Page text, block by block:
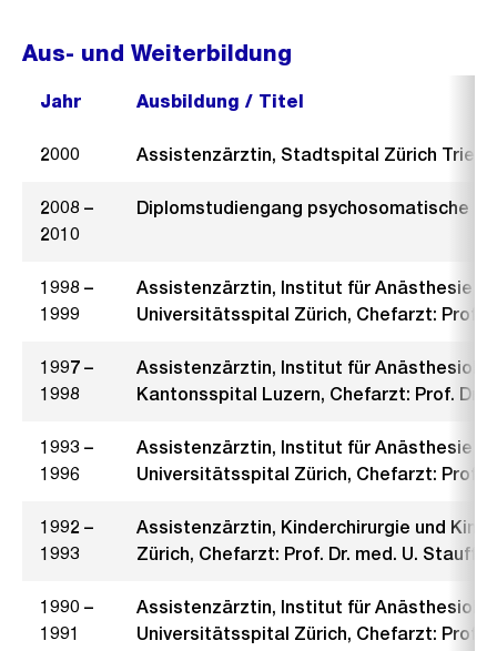
Aus- und Weiterbildung
Jahr Ausbildung / Titel
2000 Assistenzärztin, Stadtspital Zürich
2008 –
2010
Diplomstudiengang psychosomatische
1998 –
1999
Assistenzärztin, Institut für Anästhesie
Universitätsspital Zürich, Chefarzt: Prof.
1997 –
1998
Assistenzärztin, Institut für
Kantonsspital Luzern, Chefarzt: Prof. Dr.
1993 –
1996
Assistenzärztin, Institut für Anästhesie
Universitätsspital Zürich, Chefarzt: Prof.
1992 –
1993
Assistenzärztin, Kinderchirurgie und
Zürich, Chefarzt: Prof. Dr. med. U. Stauffer
1990 –
1991
Assistenzärztin, Institut für
Universitätsspital Zürich, Chefarzt: Prof.